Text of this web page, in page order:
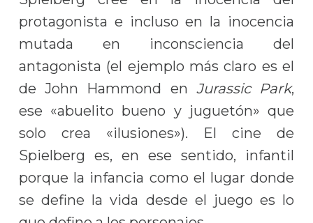
protagonista e incluso en la inocencia
mutada en inconsciencia del
antagonista (el ejemplo más claro es el
de John Hammond en Jurassic Park,
ese «abuelito bueno y juguetón» que
solo crea «ilusiones»). El cine de
Spielberg es, en ese sentido, infantil
porque la infancia como el lugar donde
se define la vida desde el juego es lo